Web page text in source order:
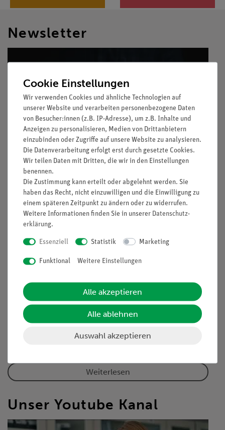
Newsletter
PHYWE-Newsletter
Jetzt abonnieren!
PHYWE Blog
Weiterlesen
Unser Youtube Kanal
Cookie Einstellungen
Wir verwenden Cookies und ähnliche Technologien auf
unserer Website und verarbeiten personenbezogene Daten
von Besucher:innen (z.B. IP-Adresse), um z.B. Inhalte und
Anzeigen zu personalisieren, Medien von Drittanbietern
einzubinden oder Zugriffe auf unsere Website zu analysieren.
Die Datenverarbeitung erfolgt erst durch gesetzte Cookies.
Wir teilen Daten mit Dritten, die wir in den Einstellungen
benennen.
Die Zustimmung kann erteilt oder abgelehnt werden. Sie
haben das Recht, nicht einzuwilligen und die Einwilligung zu
einem späteren Zeitpunkt zu ändern oder zu widerrufen.
Weitere Informationen finden Sie in unserer Daten­schutz­
erklärung.
Essenziell Statistik Marketing
Funktional Weitere Einstellungen
Alle akzeptieren
Alle ablehnen
Auswahl akzeptieren